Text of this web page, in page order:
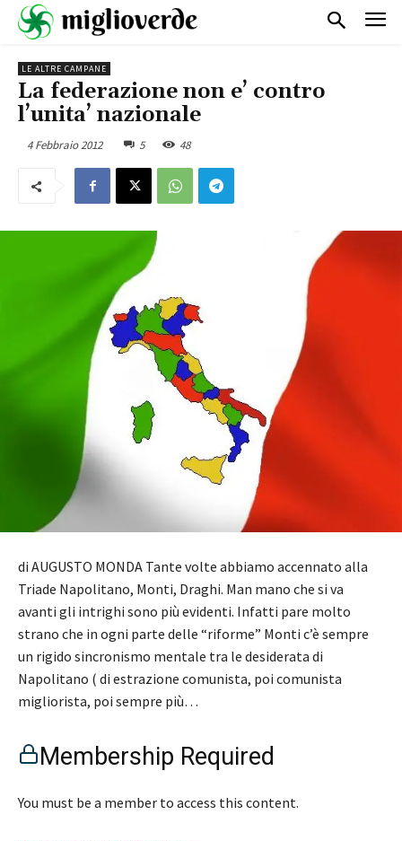
LE ALTRE CAMPANE
La federazione non e’ contro
l’unita’ nazionale
4 Febbraio 2012 5 48
di AUGUSTO MONDA Tante volte abbiamo accennato alla
Triade Napolitano, Monti, Draghi. Man mano che si va
avanti gli intrighi sono più evidenti. Infatti pare molto
strano che in ogni parte delle “riforme” Monti c’è sempre
un rigido sincronismo mentale tra le desiderata di
Napolitano ( di estrazione comunista, poi comunista
migliorista, poi sempre più…
Membership Required
You must be a member to access this content.